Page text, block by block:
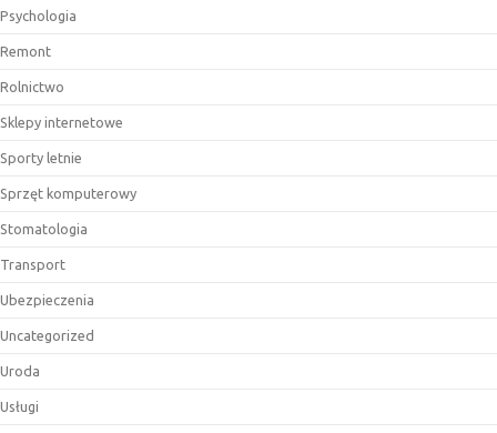
Psychologia
Remont
Rolnictwo
Sklepy internetowe
Sporty letnie
Sprzęt komputerowy
Stomatologia
Transport
Ubezpieczenia
Uncategorized
Uroda
Usługi